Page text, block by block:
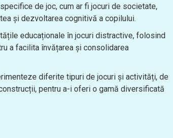
de joc, cum ar fi jocuri de societate,
și dezvoltarea cognitivă a copilului.
educaționale în jocuri distractive, folosind
a facilita învățarea și consolidarea
diferite tipuri de jocuri și activități, de
pentru a-i oferi o gamă diversificată